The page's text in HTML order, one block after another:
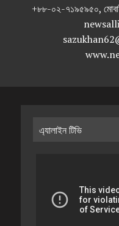
+৮৮-০২-৭১৯৫৯৫০,
এ্যালাইন টিভি